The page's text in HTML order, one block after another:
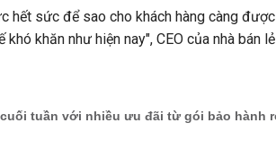
hết sức để sao cho khách hàng càng được
khăn như hiện nay", CEO của nhà bán lẻ